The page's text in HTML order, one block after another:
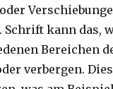
kann das,
Bereichen
verbergen.